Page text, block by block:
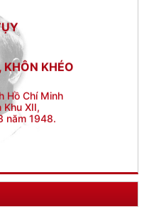
KHÉO
Hồ Chí Minh
XII,
năm 1948.